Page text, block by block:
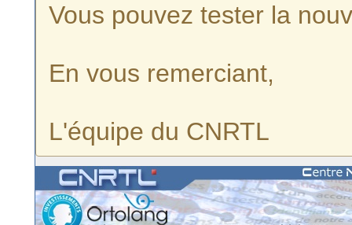
Vous pouvez tester la
En vous remerciant,
L'équipe du CNRTL